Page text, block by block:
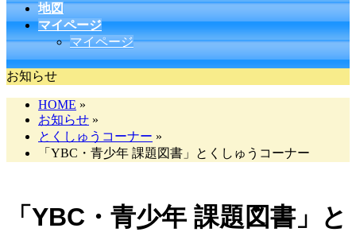
地図
マイページ
マイページ
お知らせ
HOME »
お知らせ »
とくしゅうコーナー »
「YBC・青少年 課題図書」とくしゅうコーナー
「YBC・青少年 課題図書」と